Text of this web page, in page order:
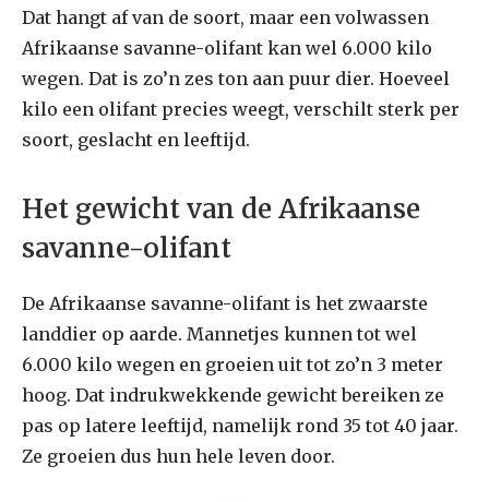
Dat hangt af van de soort, maar een volwassen
Afrikaanse savanne-olifant kan wel 6.000 kilo
wegen. Dat is zo’n zes ton aan puur dier. Hoeveel
kilo een olifant precies weegt, verschilt sterk per
soort, geslacht en leeftijd.
Het gewicht van de Afrikaanse
savanne-olifant
De Afrikaanse savanne-olifant is het zwaarste
landdier op aarde. Mannetjes kunnen tot wel
6.000 kilo wegen en groeien uit tot zo’n 3 meter
hoog. Dat indrukwekkende gewicht bereiken ze
pas op latere leeftijd, namelijk rond 35 tot 40 jaar.
Ze groeien dus hun hele leven door.